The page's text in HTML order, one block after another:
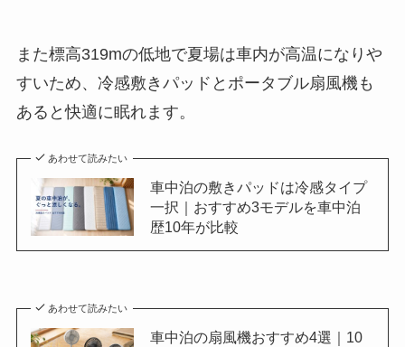
また標高319mの低地で夏場は車内が高温になりや
すいため、冷感敷きパッドとポータブル扇風機も
あると快適に眠れます。
あわせて読みたい
車中泊の敷きパッドは冷感タイプ
一択｜おすすめ3モデルを車中泊
歴10年が比較
あわせて読みたい
車中泊の扇風機おすすめ4選｜10